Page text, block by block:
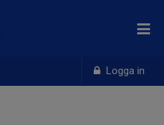
Logga in